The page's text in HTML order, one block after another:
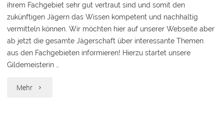
ihrem Fachgebiet sehr gut vertraut sind und somit den
zukünftigen Jägern das Wissen kompetent und nachhaltig
vermitteln können. Wir möchten hier auf unserer Webseite aber
ab jetzt die gesamte Jägerschaft über interessante Themen
aus den Fachgebieten informieren! Hierzu startet unsere
Gildemeisterin …
Mehr "Wildschäden